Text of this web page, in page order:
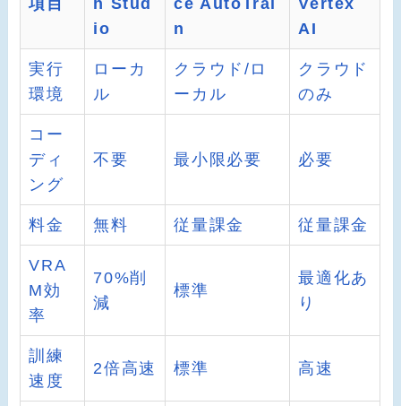
項目
h Stud
io
ce AutoTrai
n
Vertex
AI
実行
環境
ローカ
ル
クラウド/ロ
ーカル
クラウド
のみ
コー
ディ
ング
不要 最小限必要 必要
料金 無料 従量課金 従量課金
VRA
M効
率
70%削
減
標準
最適化あ
り
訓練
速度
2倍高速 標準 高速